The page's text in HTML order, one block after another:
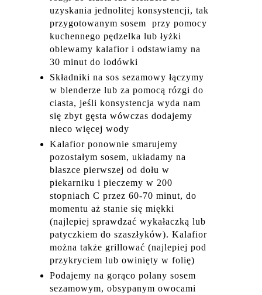
uzyskania jednolitej konsystencji, tak
przygotowanym sosem przy pomocy
kuchennego pędzelka lub łyżki
oblewamy kalafior i odstawiamy na
30 minut do lodówki
Składniki na sos sezamowy łączymy
w blenderze lub za pomocą rózgi do
ciasta, jeśli konsystencja wyda nam
się zbyt gęsta wówczas dodajemy
nieco więcej wody
Kalafior ponownie smarujemy
pozostałym sosem, układamy na
blaszce pierwszej od dołu w
piekarniku i pieczemy w 200
stopniach C przez 60-70 minut, do
momentu aż stanie się miękki
(najlepiej sprawdzać wykałaczką lub
patyczkiem do szaszłyków). Kalafior
można także grillować (najlepiej pod
przykryciem lub owinięty w folię)
Podajemy na gorąco polany sosem
sezamowym, obsypanym owocami